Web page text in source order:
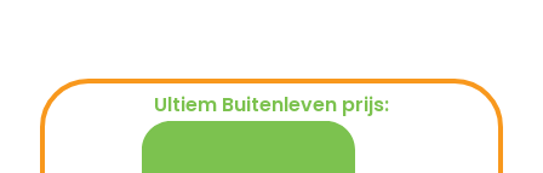
Ultiem Buitenleven prijs: